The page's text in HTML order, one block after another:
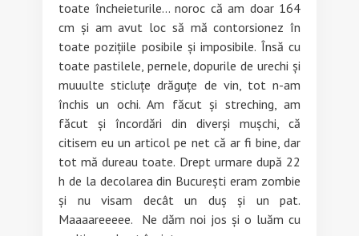
toate încheieturile… noroc că am doar 164
cm și am avut loc să mă contorsionez în
toate pozițiile posibile și imposibile. Însă cu
toate pastilele, pernele, dopurile de urechi și
muuulte sticluțe drăguțe de vin, tot n-am
închis un ochi. Am făcut și streching, am
făcut și încordări din diverși mușchi, că
citisem eu un articol pe net că ar fi bine, dar
tot mă dureau toate. Drept urmare după 22
h de la decolarea din București eram zombie
și nu visam decât un duș și un pat.
Maaaareeeee. Ne dăm noi jos și o luăm cu